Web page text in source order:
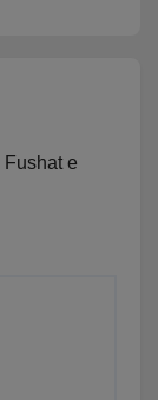
Fushat e